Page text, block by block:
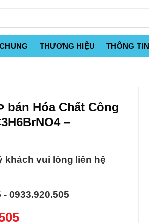
THƯƠNG HIỆU THÔNG TIN
Hóa Chất Công
–
khách vui lòng liên hệ
0933.920.505